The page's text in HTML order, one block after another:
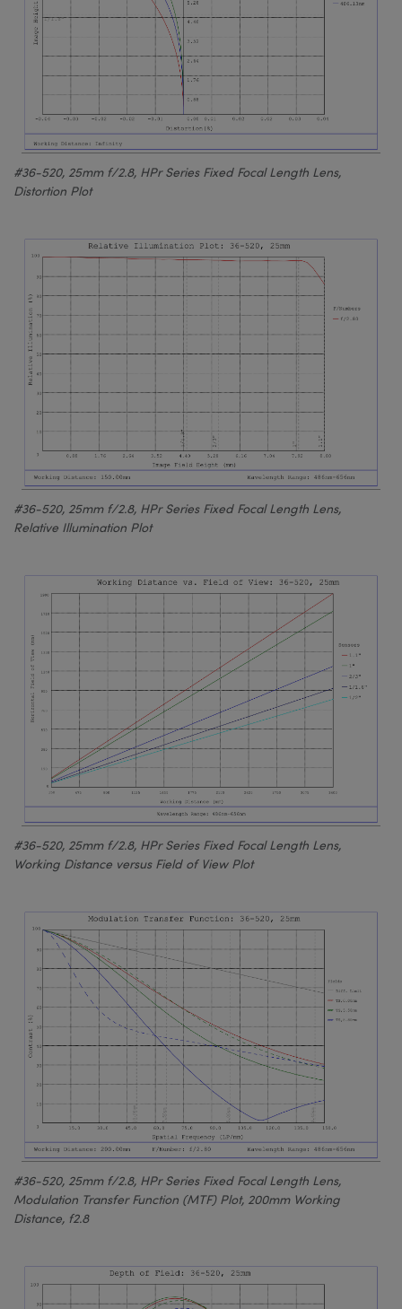
#36-520, 25mm f/2.8, HPr Series Fixed Focal Length Lens,
Distortion Plot
#36-520, 25mm f/2.8, HPr Series Fixed Focal Length Lens,
Relative Illumination Plot
#36-520, 25mm f/2.8, HPr Series Fixed Focal Length Lens,
Working Distance versus Field of View Plot
#36-520, 25mm f/2.8, HPr Series Fixed Focal Length Lens,
Modulation Transfer Function (MTF) Plot, 200mm Working
Distance, f2.8